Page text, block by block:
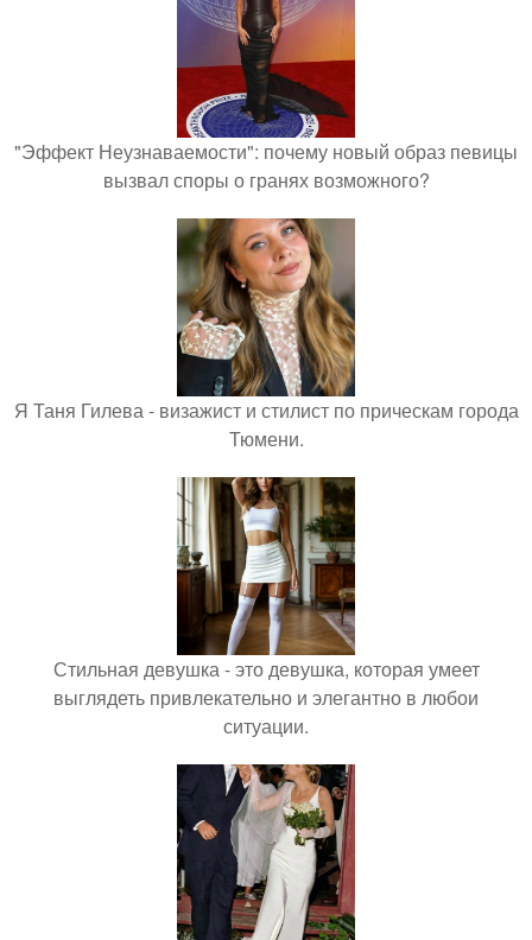
"Эффект Неузнаваемости": почему новый образ певицы
вызвал споры о гранях возможного?
Я Таня Гилева - визажист и стилист по прическам города
Тюмени.
Стильная девушка - это девушка, которая умеет
выглядеть привлекательно и элегантно в любои
ситуации.